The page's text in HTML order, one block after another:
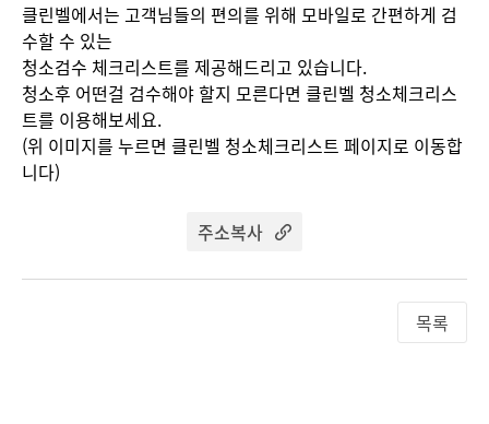
클린벨에서는 고객님들의 편의를 위해 모바일로 간편하게 검
수할 수 있는
청소검수 체크리스트를 제공해드리고 있습니다.
청소후 어떤걸 검수해야 할지 모른다면 클린벨 청소체크리스
트를 이용해보세요.
(위 이미지를 누르면 클린벨 청소체크리스트 페이지로 이동합
니다)
주소복사
목록